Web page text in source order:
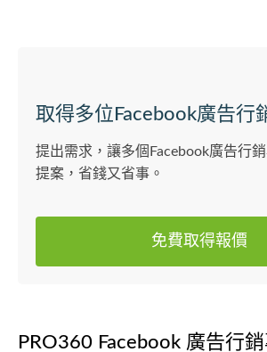
取得多位Facebook廣告行
提出需求，讓多個Facebook廣告行
提案，省錢又省事。
免費取得報價
PRO360 Facebook 廣告行